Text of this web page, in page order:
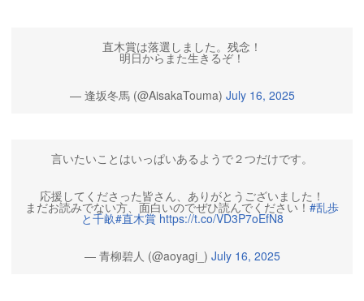
直木賞は落選しました。残念！
明日からまた生きるぞ！
— 逢坂冬馬 (@AisakaTouma) July 16, 2025
言いたいことはいっぱいあるようで２つだけです。
応援してくださった皆さん、ありがとうございました！
まだお読みでない方、面白いのでぜひ読んでください！#乱歩
と千畝#直木賞 https://t.co/VD3P7oEfN8
— 青柳碧人 (@aoyagi_) July 16, 2025